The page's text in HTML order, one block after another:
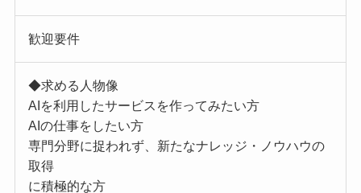
歓迎要件
◆求める人物像
AIを利用したサービスを作ってみたい方
AIの仕事をしたい方
専門分野に捉われず、新たなナレッジ・ノウハウの
取得
に積極的な方